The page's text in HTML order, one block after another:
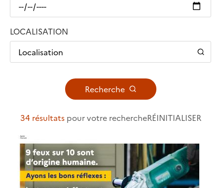
LOCALISATION
Localisation
Recherche
34 résultatspour votre rechercheRÉINITIALISER